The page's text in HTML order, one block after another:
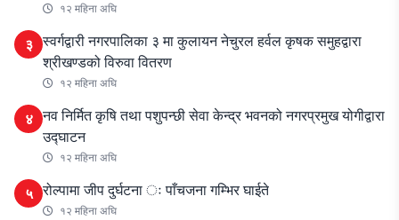
१२ महिना अघि
३ स्वर्गद्वारी नगरपालिका ३ मा कुलायन नेचुरल हर्वल कृषक समुहद्वारा
श्रीखण्डको विरुवा वितरण
१२ महिना अघि
४ नव निर्मित कृषि तथा पशुपन्छी सेवा केन्द्र भवनको नगरप्रमुख योगीद्वारा
उद्घाटन
१२ महिना अघि
५ रोल्पामा जीप दुर्घटना ः पाँचजना गम्भिर घाईते
१२ महिना अघि